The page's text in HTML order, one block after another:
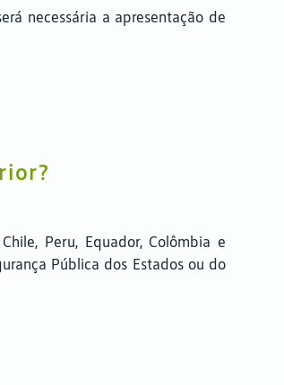
necessária a apresentação de
Peru, Equador, Colômbia e
Pública dos Estados ou do